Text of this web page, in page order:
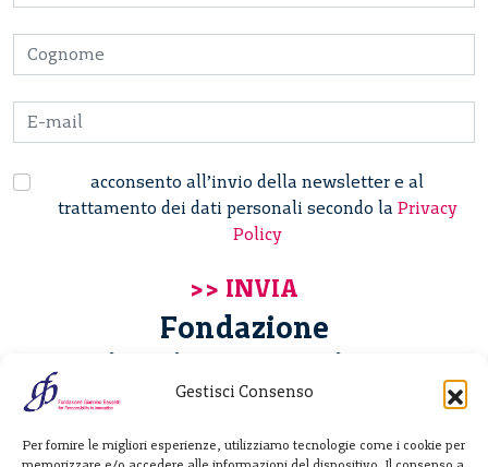
Gestisci Consenso
Per fornire le migliori esperienze, utilizziamo tecnologie come i cookie per
acconsento all’invio della newsletter e al
trattamento dei dati personali secondo la Privacy
Policy
Fondazione
Giannino Bassetti ETS
20122 Milano - Italia